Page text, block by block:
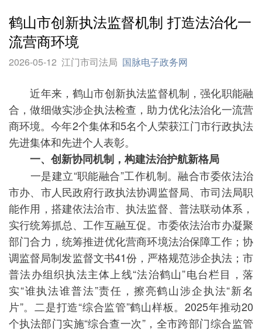
鹤山市创新执法监督机制 打造法治化一
流营商环境
2026-05-12 江门市司法局 国脉电子政务网
近年来，鹤山市创新执法监督机制，强化职能融
合，做细做实涉企执法检查，助力优化法治化一流营
商环境。今年2个集体和5名个人荣获江门市行政执法
先进集体和先进个人表彰。
一、创新协同机制，构建法治护航新格局
一是建立“职能融合”工作机制。融合市委依法治
市办、市人民政府行政执法协调监督局、市司法局职
能作用，搭建依法治市、执法监督、普法联动体系，
实行统筹抓总、工作互融互促。市委依法治市办凝聚
部门合力，统筹推进优化营商环境法治保障工作；协
调监督局制发监督文书41份，严格规范涉企执法；市
普法办组织执法主体上线“法治鹤山”电台栏目，落
实“谁执法谁普法”责任，擦亮鹤山涉企执法“新名
片”。二是打造“综合监管”鹤山样板。2025年推动20
个执法部门实施“综合查一次”，全市跨部门综合监管